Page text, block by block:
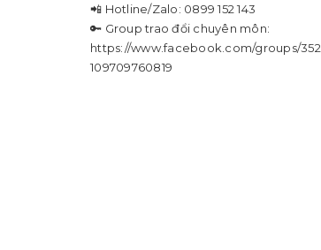
📲 Hotline/Zalo: 0899 152 143
🔑 Group trao đổi chuyên môn:
https://www.facebook.com/groups/352
109709760819